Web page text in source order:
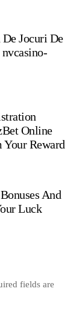
Jocuri De
nvcasino-
Online
Reward
And
Luck
fields are